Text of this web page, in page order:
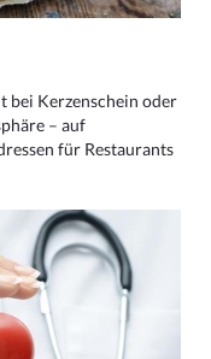
bei Kerzenschein oder
– auf
für Restaurants